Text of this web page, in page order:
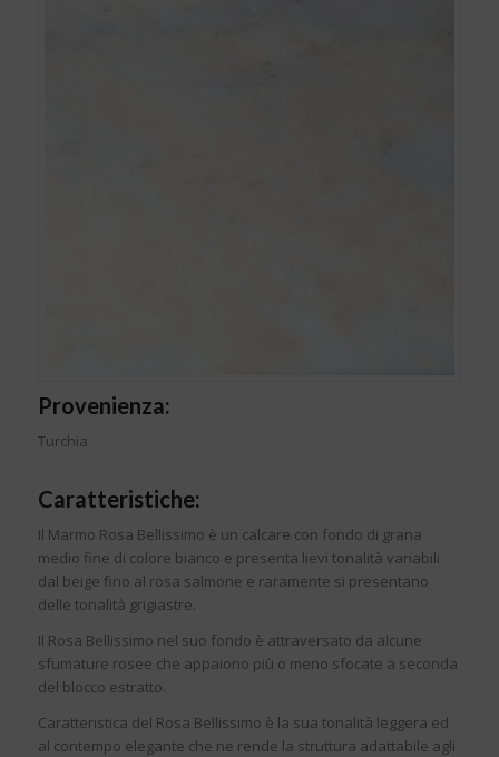
Provenienza:
Turchia
Caratteristiche:
Il Marmo Rosa Bellissimo è un calcare con fondo di grana
medio fine di colore bianco e presenta lievi tonalità variabili
dal beige fino al rosa salmone e raramente si presentano
delle tonalità grigiastre.
Il Rosa Bellissimo nel suo fondo è attraversato da alcune
sfumature rosee che appaiono più o meno sfocate a seconda
del blocco estratto.
Caratteristica del Rosa Bellissimo è la sua tonalità leggera ed
al contempo elegante che ne rende la struttura adattabile agli